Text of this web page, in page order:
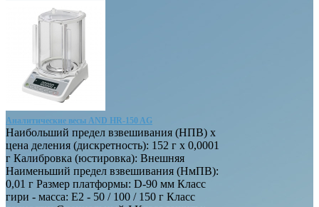
Аналитические весы AND HR-150 AG
Наибольший предел взвешивания (НПВ) х
цена деления (дискретность): 152 г х 0,0001
г Калибровка (юстировка): Внешняя
Наименьший предел взвешивания (НмПВ):
0,01 г Размер платформы: D-90 мм Класс
гири - масса: E2 - 50 / 100 / 150 г Класс